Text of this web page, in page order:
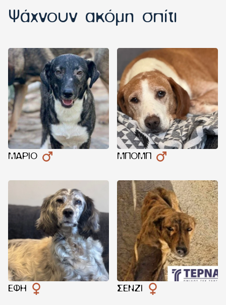
Ψάχνουν ακόμη σπίτι
ΜΆΡΙΟ ΜΠΟΜΠ
ΈΦΗ ΣΈΝΖΙ